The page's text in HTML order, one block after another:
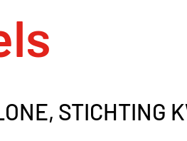
STICHTING